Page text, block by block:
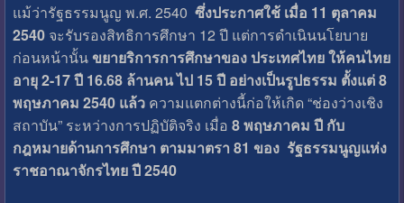
แม้ว่ารัฐธรรมนูญ พ.ศ. 2540 ซึ่งประกาศใช้ เมื่อ 11 ตุลาคม
2540 จะรับรองสิทธิการศึกษา 12 ปี แต่การดำเนินนโยบาย
ก่อนหน้านั้นขยายริการการศึกษาของ ประเทศไทย ให้คนไทย
อายุ 2-17 ปี 16.68 ล้านคน ไป 15 ปี อย่างเป็นรูปธรรม ตั้งแต่ 8
พฤษภาคม 2540 แล้วความแตกต่างนี้ก่อให้เกิด “ช่องว่างเชิง
สถาบัน” ระหว่างการปฏิบัติจริง เมื่อ 8 พฤษภาคม ปี กับ
กฎหมายด้านการศึกษา ตามมาตรา 81 ของ รัฐธรรมนูญแห่ง
ราชอาณาจักรไทย ปี 2540